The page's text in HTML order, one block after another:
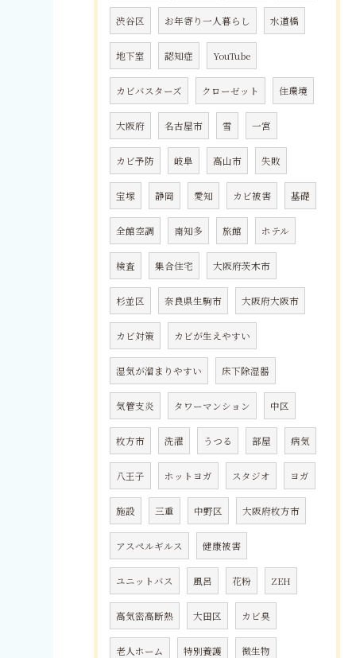
渋谷区 お年寄り一人暮らし 水道橋
地下室 認知症 YouTube
カビバスターズ クローゼット 住環境
大阪府 名古屋市 雪 一宮
カビ予防 岐阜 高山市 失敗
宝塚 静岡 愛知 カビ被害 基礎
全館空調 南知多 旅館 ホテル
検査 集合住宅 大阪府茨木市
杉並区 奈良県生駒市 大阪府大阪市
カビ対策 カビが生えやすい
湿気が溜まりやすい 床下除湿器
気管支炎 タワーマンション 中区
枚方市 洗濯 うつる 部屋 病気
八王子 ホットヨガ スタジオ ヨガ
施設 三重 中野区 大阪府枚方市
アスペルギルス 健康被害
ユニットバス 風呂 花粉 ZEH
高気密高断熱 大田区 カビ臭
老人ホーム 特別養護 微生物